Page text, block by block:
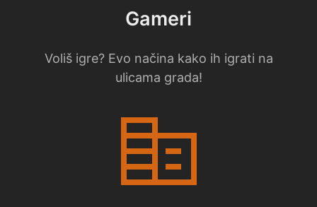
Gameri
Voliš igre? Evo načina kako ih igrati na
ulicama grada!
corporate_fare